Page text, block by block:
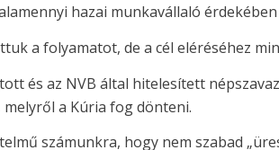
hazai munkavállaló
a folyamatot, de a cél eléréséhez
és az NVB által hitelesített
a Kúria fog dönteni.
számunkra, hogy nem szabad